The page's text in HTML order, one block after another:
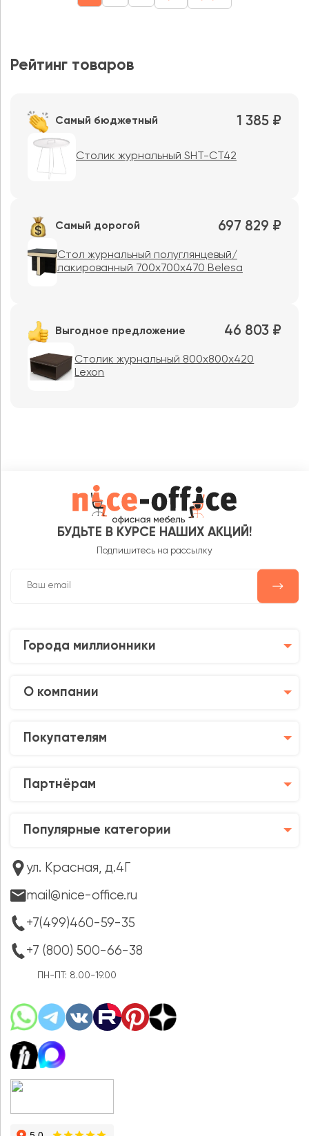
Рейтинг товаров
Самый бюджетный 1 385 ₽
Столик журнальный SHT-CT42
Самый дорогой 697 829 ₽
Стол журнальный полуглянцевый/
лакированный 700х700х470 Belesa
Выгодное предложение 46 803 ₽
Столик журнальный 800x800x420
Lexon
БУДЬТЕ В КУРСЕ НАШИХ АКЦИЙ!
Подпишитесь на рассылку
Города миллионники
О компании
Покупателям
Партнёрам
Популярные категории
ул. Красная, д.4Г
mail@nice-office.ru
+7(499)460-59-35
+7 (800) 500-66-38
ПН-ПТ: 8.00-19.00